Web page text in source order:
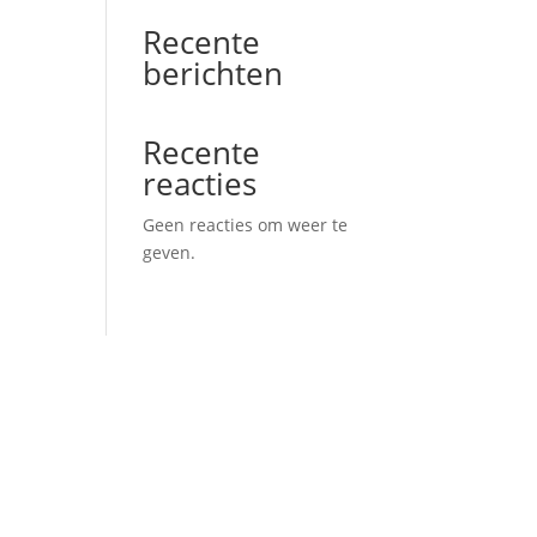
Recente
berichten
Recente
reacties
Geen reacties om weer te
geven.